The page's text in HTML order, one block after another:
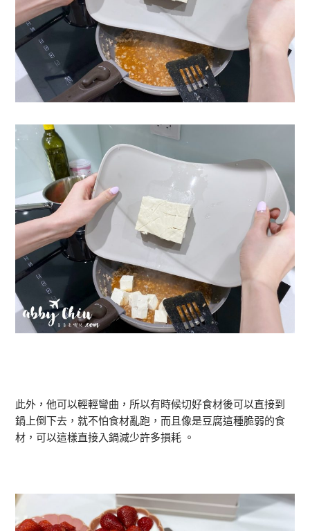
此外，他可以輕輕彎曲，所以有時候切好食材後可以直接到
鍋上倒下去，就不怕食材亂跑，而且像是豆腐這種脆弱的食
材，可以這樣直接入鍋減少許多損耗 。